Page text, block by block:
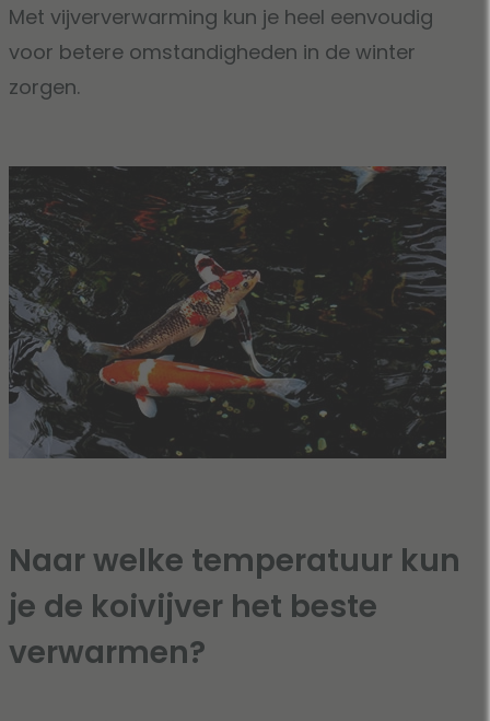
Met vijververwarming kun je heel eenvoudig
voor betere omstandigheden in de winter
zorgen.
Naar welke temperatuur kun
je de koivijver het beste
verwarmen?